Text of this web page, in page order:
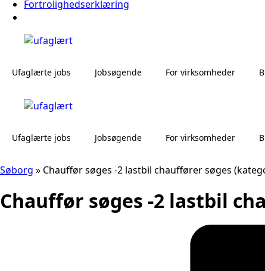
Fortrolighedserklæring
Ufaglærte jobs Jobsøgende For virksomheder
Ufaglærte jobs Jobsøgende For virksomheder
Søborg » Chauffør søges -2 lastbil chauffører søges
Chauffør søges -2 lastbil